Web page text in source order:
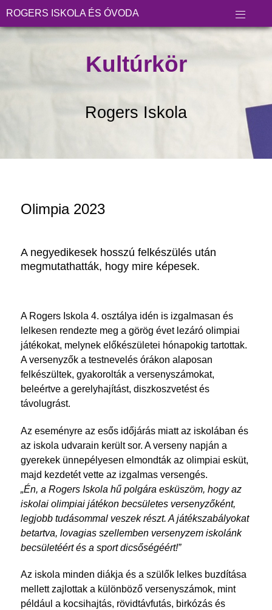
ROGERS ISKOLA ÉS ÓVODA
Kultúrkör
Rogers Iskola
Olimpia 2023
A negyedikesek hosszú felkészülés után
megmutathatták, hogy mire képesek.
A Rogers Iskola 4. osztálya idén is izgalmasan és
lelkesen rendezte meg a görög évet lezáró olimpiai
játékokat, melynek előkészületei hónapokig tartottak.
A versenyzők a testnevelés órákon alaposan
felkészültek, gyakorolták a versenyszámokat,
beleértve a gerelyhajítást, diszkoszvetést és
távolugrást.
Az eseményre az esős időjárás miatt az iskolában és
az iskola udvarain került sor. A verseny napján a
gyerekek ünnepélyesen elmondták az olimpiai esküt,
majd kezdetét vette az izgalmas versengés.
„Én, a Rogers Iskola hű polgára esküszöm, hogy az
iskolai olimpiai játékon becsületes versenyzőként,
legjobb tudásommal veszek részt. A játékszabályokat
betartva, lovagias szellemben versenyzem iskolánk
becsületéért és a sport dicsőségéért!”
Az iskola minden diákja és a szülők lelkes buzdítása
mellett zajlottak a különböző versenyszámok, mint
például a kocsihajtás, rövidtávfutás, birkózás és